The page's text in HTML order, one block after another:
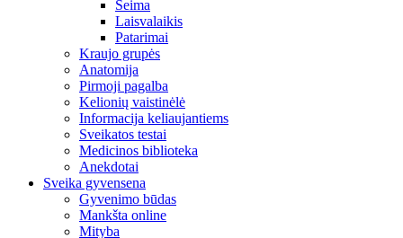
Šeima
Laisvalaikis
Patarimai
Kraujo grupės
Anatomija
Pirmoji pagalba
Kelionių vaistinėlė
Informacija keliaujantiems
Sveikatos testai
Medicinos biblioteka
Anekdotai
Sveika gyvensena
Gyvenimo būdas
Mankšta online
Mityba